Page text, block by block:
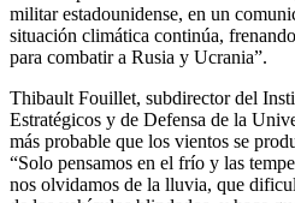
militar estadounidense, en un
situación climática continúa,
para combatir a Rusia y Ucrania”.
Thibault Fouillet, subdirector del
Estratégicos y de Defensa de la
más probable que los vientos se
“Solo pensamos en el frío y las
nos olvidamos de la lluvia, que